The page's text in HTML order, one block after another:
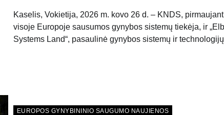
Kaselis, Vokietija, 2026 m. kovo 26 d. – KNDS,
visoje Europoje sausumos gynybos sistemų tiekėja, ir
Systems Land“, pasaulinė gynybos sistemų ir
EUROPOS GYNYBININIO SAUGUMO NAUJIENOS